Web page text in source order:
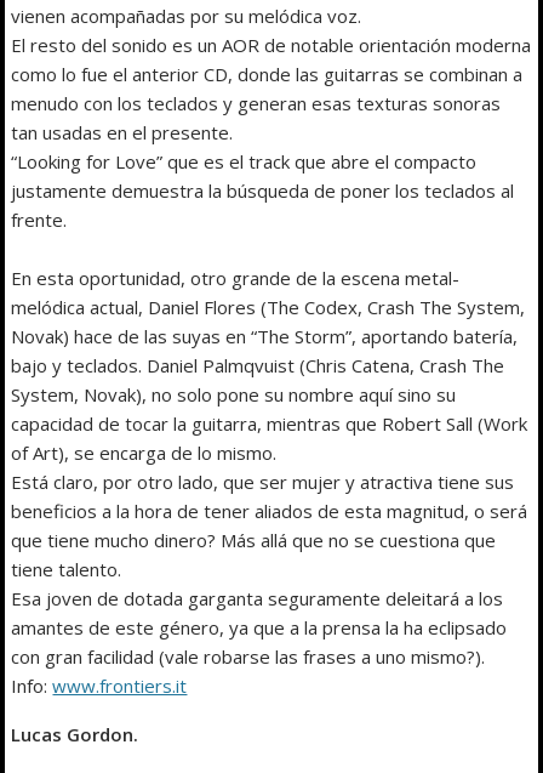
vienen acompañadas por su melódica voz.
El resto del sonido es un AOR de notable orientación moderna
como lo fue el anterior CD, donde las guitarras se combinan a
menudo con los teclados y generan esas texturas sonoras
tan usadas en el presente.
“Looking for Love” que es el track que abre el compacto
justamente demuestra la búsqueda de poner los teclados al
frente.
En esta oportunidad, otro grande de la escena metal-
melódica actual, Daniel Flores (The Codex, Crash The System,
Novak) hace de las suyas en “The Storm”, aportando batería,
bajo y teclados. Daniel Palmqvuist (Chris Catena, Crash The
System, Novak), no solo pone su nombre aquí sino su
capacidad de tocar la guitarra, mientras que Robert Sall (Work
of Art), se encarga de lo mismo.
Está claro, por otro lado, que ser mujer y atractiva tiene sus
beneficios a la hora de tener aliados de esta magnitud, o será
que tiene mucho dinero? Más allá que no se cuestiona que
tiene talento.
Esa joven de dotada garganta seguramente deleitará a los
amantes de este género, ya que a la prensa la ha eclipsado
con gran facilidad (vale robarse las frases a uno mismo?).
Info:www.frontiers.it
Lucas Gordon.